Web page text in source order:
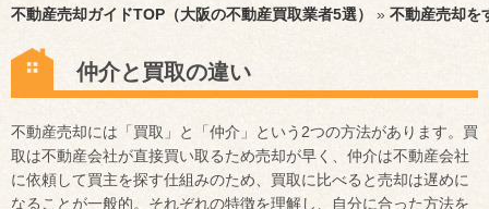
不動産売却ガイドTOP（大阪の不動産買取業者5選） » 不動産売却を
仲介と買取の違い
不動産売却には「買取」と「仲介」という2つの方法があります。買
取は不動産会社が直接買い取るため売却が早く、仲介は不動産会社
に依頼して買主を探す仕組みのため、買取に比べると売却は遅めに
なることが一般的。それぞれの特徴を理解し、自分に合った方法を